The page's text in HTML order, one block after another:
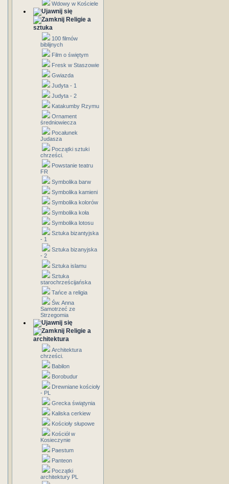
Wdowy w Kościele
Religie a
sztuka
100 filmów
biblijnych
Film o świętym
Fresk w Staszowie
Gwiazda
Judyta - 1
Judyta - 2
Katakumby Rzymu
Ornament
średniowiecza
Pocałunek
Judasza
Początki sztuki
chrześci.
Powstanie teatru
FR
Symbolika barw
Symbolika kamieni
Symbolika kolorów
Symbolika koła
Symbolika lotosu
Sztuka bizantyjska
- 1
Sztuka bizanyjska
- 2
Sztuka islamu
Sztuka
starochrześcijańska
Tańce a religia
Św. Anna
Samotrzeć ze
Strzegomia
Religie a
architektura
Architektura
chrześci.
Babilon
Borobudur
Drewniane kościoły
- PL
Grecka świątynia
Kaliska cerkiew
Kościoły słupowe
Kościół w
Kosieczynie
Paestum
Panteon
Początki
architektury PL